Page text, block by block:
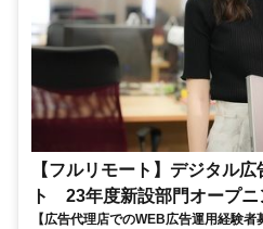
【フルリモート】デジタル
ト 23年度新設部門オープニ
【広告代理店でのWEB広告運用経験